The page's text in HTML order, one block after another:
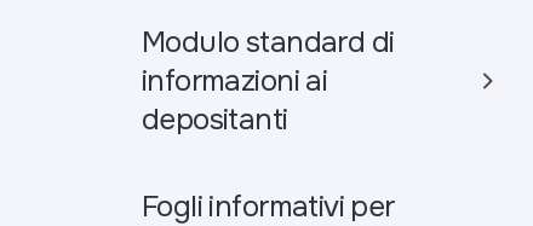
Modulo standard di
informazioni ai
depositanti
Fogli informativi per